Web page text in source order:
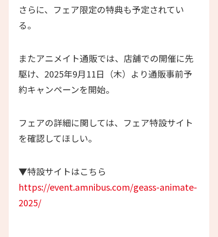
さらに、フェア限定の特典も予定されてい
る。
またアニメイト通販では、店舗での開催に先
駆け、2025年9月11日（木）より通販事前予
約キャンペーンを開始。
フェアの詳細に関しては、フェア特設サイト
を確認してほしい。
▼特設サイトはこちら
https://event.amnibus.com/geass-animate-
2025/